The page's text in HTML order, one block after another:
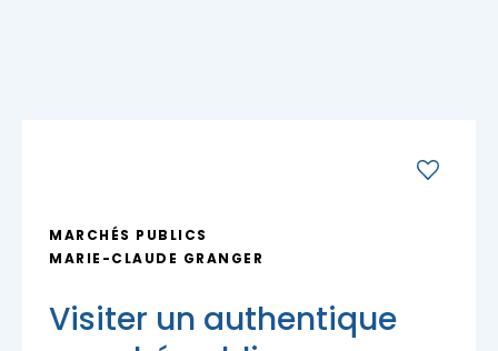
Nature, plein air et activités familiales
Hôtels et motels
Location de chalet
Pique-nique et repas pour emporter
Traiteurs et salles de réception
MRC d'Argenteuil
MRC Thérèse-De Blainville
MARCHÉS PUBLICS
MARIE-CLAUDE GRANGER
Visiter un authentique